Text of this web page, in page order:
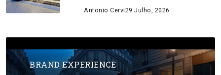
Antonio Cervi29 Julho, 2026
BRAND EXPERIENCE